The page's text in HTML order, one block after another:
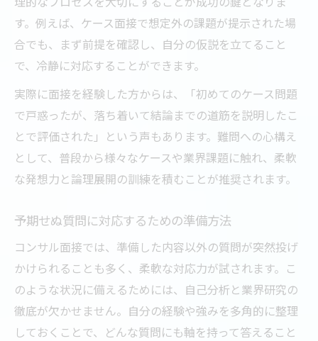
す。例えば、ケース面接で想定外の課題が提示された場
合でも、まず前提を確認し、自分の仮説を立てること
で、冷静に対応することができます。
実際に面接を経験した方からは、「初めてのケース問題
で戸惑ったが、落ち着いて結論までの道筋を説明したこ
とで評価された」という声もあります。難問への心構え
として、普段から様々なケースや業界課題に触れ、柔軟
な発想力と論理展開の訓練を積むことが推奨されます。
予期せぬ質問に対応するための準備方法
コンサル面接では、準備した内容以外の質問が突然投げ
かけられることも多く、柔軟な対応力が試されます。こ
のような状況に備えるためには、自己分析と業界研究の
徹底が欠かせません。自分の経験や強みを多角的に整理
しておくことで、どんな質問にも軸を持って答えること